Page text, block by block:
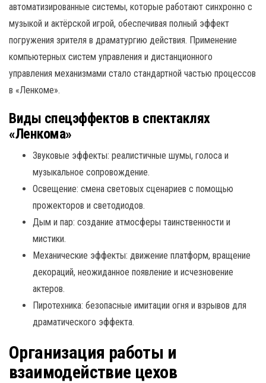
автоматизированные системы, которые работают синхронно с
музыкой и актёрской игрой, обеспечивая полный эффект
погружения зрителя в драматургию действия. Применение
компьютерных систем управления и дистанционного
управления механизмами стало стандартной частью процессов
в «Ленкоме».
Виды спецэффектов в спектаклях
«Ленкома»
Звуковые эффекты: реалистичные шумы, голоса и
музыкальное сопровождение.
Освещение: смена световых сценариев с помощью
прожекторов и светодиодов.
Дым и пар: создание атмосферы таинственности и
мистики.
Механические эффекты: движение платформ, вращение
декораций, неожиданное появление и исчезновение
актеров.
Пиротехника: безопасные имитации огня и взрывов для
драматического эффекта.
Организация работы и
взаимодействие цехов